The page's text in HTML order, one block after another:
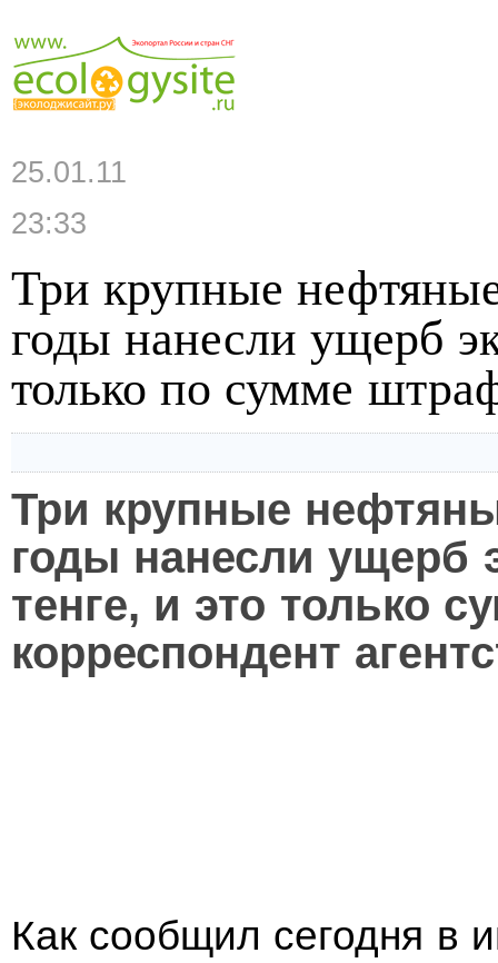
25.01.11
23:33
Три крупные
годы нанесли ущерб
только по сумме
Три крупные
годы нанесли ущерб
тенге, и это только
корреспондент
Как сообщил сегодня в